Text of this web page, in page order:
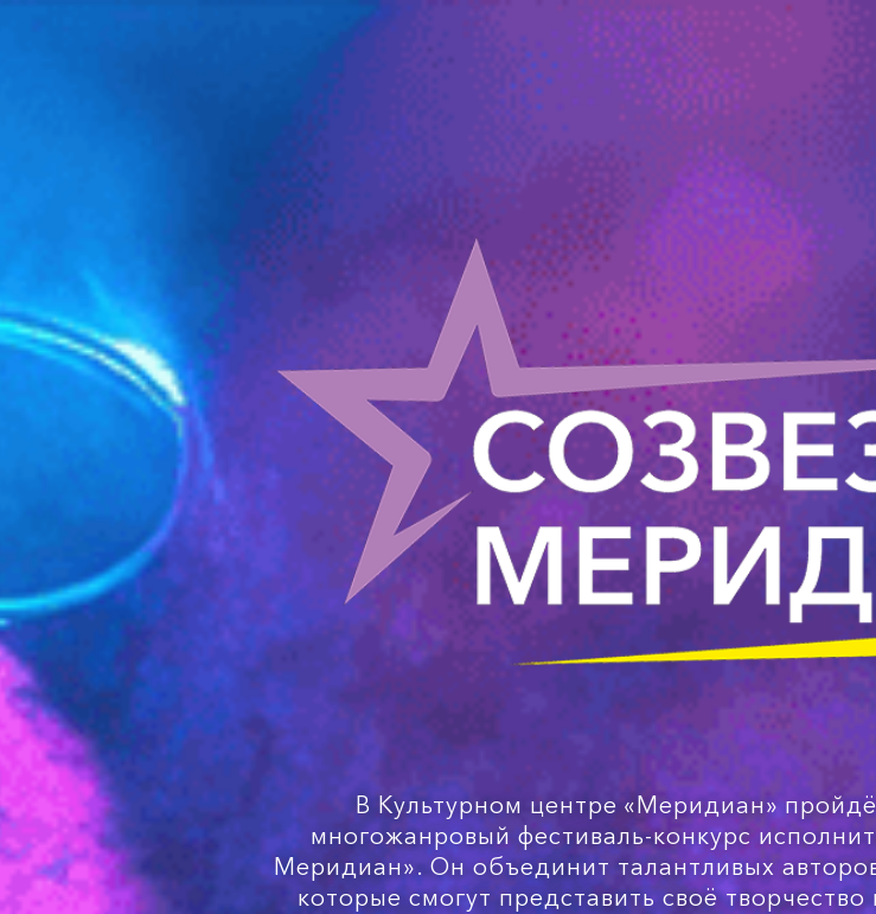
В Культурном центре «Меридиан»
многожанровый фестиваль-конкурс
Меридиан». Он объединит талантливых
которые смогут представить своё